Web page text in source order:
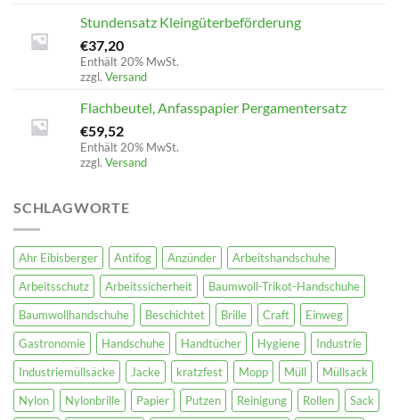
Stundensatz Kleingüterbeförderung
€37,20
Enthält 20% MwSt.
zzgl. Versand
Flachbeutel, Anfasspapier Pergamentersatz
€59,52
Enthält 20% MwSt.
zzgl. Versand
SCHLAGWORTE
Ahr Eibisberger Antifog Anzünder
Arbeitshandschuhe
Arbeitsschutz
Arbeitssicherheit
Baumwoll-Trikot-Handschuhe
Baumwollhandschuhe
Beschichtet Brille Craft
Einweg
Gastronomie
Handschuhe Handtücher Hygiene
Industrie
Industriemüllsäcke
Jacke kratzfest Mopp Müll
Müllsack
Nylon
Nylonbrille Papier Putzen Reinigung Rollen
Sack